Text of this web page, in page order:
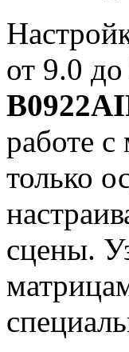
от 9.0
работе
только
сцены.